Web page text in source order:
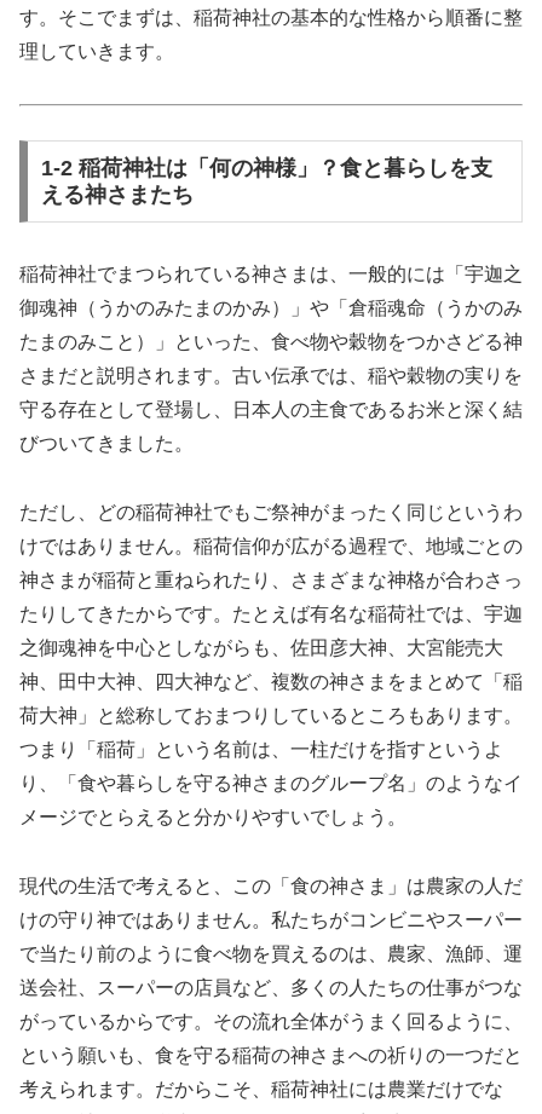
す。そこでまずは、稲荷神社の基本的な性格から順番に整
理していきます。
1-2 稲荷神社は「何の神様」？食と暮らしを支
える神さまたち
稲荷神社でまつられている神さまは、一般的には「宇迦之
御魂神（うかのみたまのかみ）」や「倉稲魂命（うかのみ
たまのみこと）」といった、食べ物や穀物をつかさどる神
さまだと説明されます。古い伝承では、稲や穀物の実りを
守る存在として登場し、日本人の主食であるお米と深く結
びついてきました。
ただし、どの稲荷神社でもご祭神がまったく同じというわ
けではありません。稲荷信仰が広がる過程で、地域ごとの
神さまが稲荷と重ねられたり、さまざまな神格が合わさっ
たりしてきたからです。たとえば有名な稲荷社では、宇迦
之御魂神を中心としながらも、佐田彦大神、大宮能売大
神、田中大神、四大神など、複数の神さまをまとめて「稲
荷大神」と総称しておまつりしているところもあります。
つまり「稲荷」という名前は、一柱だけを指すというよ
り、「食や暮らしを守る神さまのグループ名」のようなイ
メージでとらえると分かりやすいでしょう。
現代の生活で考えると、この「食の神さま」は農家の人だ
けの守り神ではありません。私たちがコンビニやスーパー
で当たり前のように食べ物を買えるのは、農家、漁師、運
送会社、スーパーの店員など、多くの人たちの仕事がつな
がっているからです。その流れ全体がうまく回るように、
という願いも、食を守る稲荷の神さまへの祈りの一つだと
考えられます。だからこそ、稲荷神社には農業だけでな